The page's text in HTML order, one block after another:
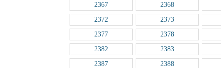
2367
2368
2372
2373
2377
2378
2382
2383
2387
2388